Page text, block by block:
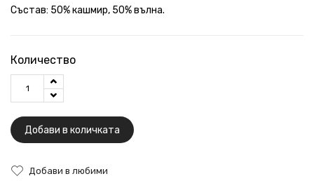
Състав: 50% кашмир, 50% вълна.
Количество
Добави в количката
Добави в любими